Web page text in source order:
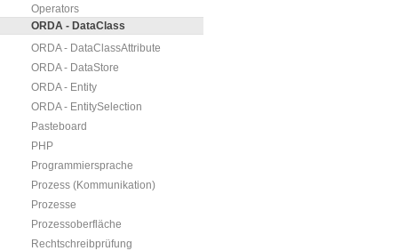
Operators
ORDA - DataClass
ORDA - DataClassAttribute
ORDA - DataStore
ORDA - Entity
ORDA - EntitySelection
Pasteboard
PHP
Programmiersprache
Prozess (Kommunikation)
Prozesse
Prozessoberfläche
Rechtschreibprüfung